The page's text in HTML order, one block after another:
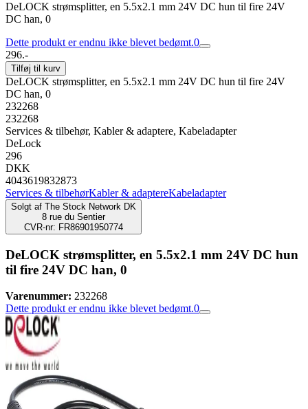
DeLOCK strømsplitter, en 5.5x2.1 mm 24V DC hun til fire 24V
DC han, 0
Dette produkt er endnu ikke blevet bedømt.0
296.-
Tilføj til kurv
DeLOCK strømsplitter, en 5.5x2.1 mm 24V DC hun til fire 24V
DC han, 0
232268
232268
Services & tilbehør, Kabler & adaptere, Kabeladapter
DeLock
296
DKK
4043619832873
Services & tilbehørKabler & adaptereKabeladapter
Solgt af The Stock Network DK
8 rue du Sentier
CVR-nr: FR86901950774
DeLOCK strømsplitter, en 5.5x2.1 mm 24V DC hun
til fire 24V DC han, 0
Varenummer: 232268
Dette produkt er endnu ikke blevet bedømt.0